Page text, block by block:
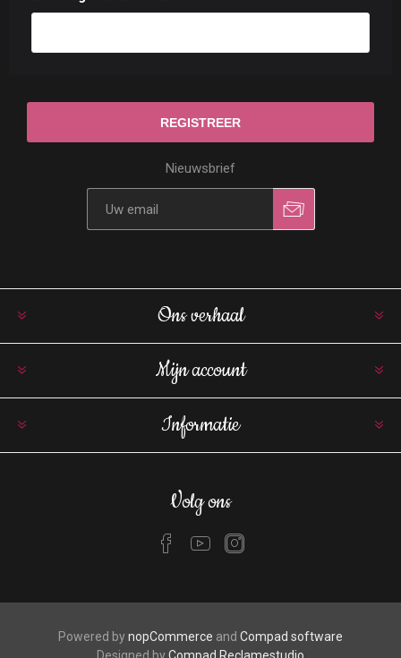
Nieuwsbrief
Ons verhaal
Mijn account
Informatie
Volg ons
Powered bynopCommerce and Compad software